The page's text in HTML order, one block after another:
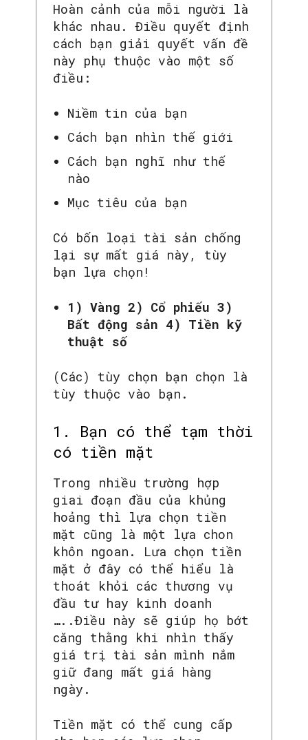
Hoàn cảnh của mỗi người là
khác nhau. Điều quyết định
cách bạn giải quyết vấn đề
này phụ thuộc vào một số
điều:
Niềm tin của bạn
Cách bạn nhìn thế giới
Cách bạn nghĩ như thế
nào
Mục tiêu của bạn
Có bốn loại tài sản chống
lại sự mất giá này, tùy
bạn lựa chọn!
1) Vàng 2) Cổ phiếu 3)
Bất động sản 4) Tiền kỹ
thuật số
(Các) tùy chọn bạn chọn là
tùy thuộc vào bạn.
1. Bạn có thể tạm thời
có tiền mặt
Trong nhiều trường hợp
giai đoạn đầu của khủng
hoảng thì lựa chọn tiền
mặt cũng là một lựa chon
khôn ngoan. Lưa chọn tiền
mặt ở đây có thể hiểu là
thoát khỏi các thương vụ
đầu tư hay kinh doanh
…..Điều này sẽ giúp họ bớt
căng thằng khi nhìn thấy
giá trị tài sản mình nắm
giữ đang mất giá hàng
ngày.
Tiền mặt có thể cung cấp